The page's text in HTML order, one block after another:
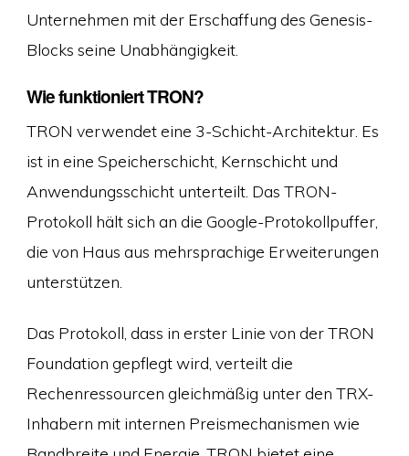
Unternehmen mit der Erschaffung des Genesis-
Blocks seine Unabhängigkeit.
Wie funktioniert TRON?
TRON verwendet eine 3-Schicht-Architektur. Es
ist in eine Speicherschicht, Kernschicht und
Anwendungsschicht unterteilt. Das TRON-
Protokoll hält sich an die Google-Protokollpuffer,
die von Haus aus mehrsprachige Erweiterungen
unterstützen.
Das Protokoll, dass in erster Linie von der TRON
Foundation gepflegt wird, verteilt die
Rechenressourcen gleichmäßig unter den TRX-
Inhabern mit internen Preismechanismen wie